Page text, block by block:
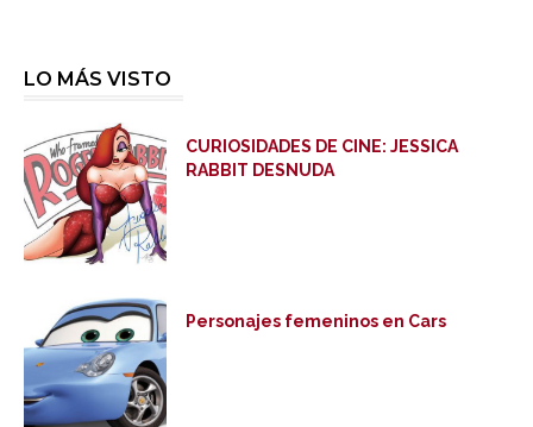
LO MÁS VISTO
CURIOSIDADES DE CINE: JESSICA
RABBIT DESNUDA
Personajes femeninos en Cars